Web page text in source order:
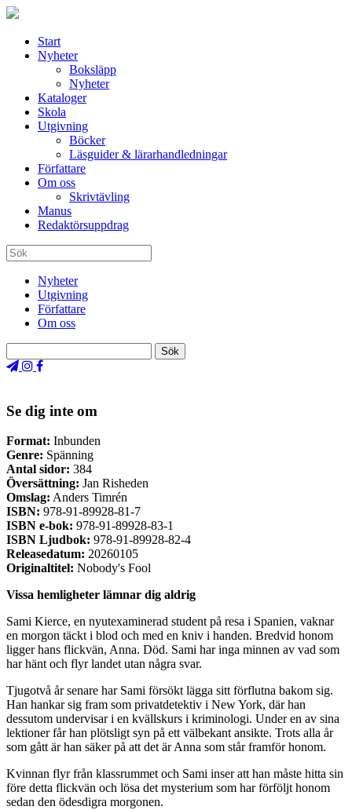
Start
Nyheter
Boksläpp
Nyheter
Kataloger
Skola
Utgivning
Böcker
Läsguider & lärarhandledningar
Författare
Om oss
Skrivtävling
Manus
Redaktörsuppdrag
Nyheter
Utgivning
Författare
Om oss
Se dig inte om
Format: Inbunden
Genre: Spänning
Antal sidor: 384
Översättning: Jan Risheden
Omslag: Anders Timrén
ISBN: 978-91-89928-81-7
ISBN e-bok: 978-91-89928-83-1
ISBN Ljudbok: 978-91-89928-82-4
Releasedatum: 20260105
Originaltitel: Nobody's Fool
Vissa hemligheter lämnar dig aldrig
Sami Kierce, en nyutexaminerad student på resa i Spanien, vaknar
en morgon täckt i blod och med en kniv i handen. Bredvid honom
ligger hans flickvän, Anna. Död. Sami har inga minnen av vad som
har hänt och flyr landet utan några svar.
Tjugotvå år senare har Sami försökt lägga sitt förflutna bakom sig.
Han hankar sig fram som privatdetektiv i New York, där han
dessutom undervisar i en kvällskurs i kriminologi. Under en av sina
lektioner får han plötsligt syn på ett välbekant ansikte. Trots alla år
som gått är han säker på att det är Anna som står framför honom.
Kvinnan flyr från klassrummet och Sami inser att han måste hitta sin
före detta flickvän och lösa det mysterium som har förföljt honom
sedan den ödesdigra morgonen.